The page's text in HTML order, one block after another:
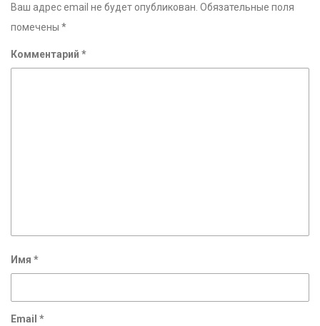
Ваш адрес email не будет опубликован. Обязательные поля
помечены *
Комментарий *
Имя *
Email *